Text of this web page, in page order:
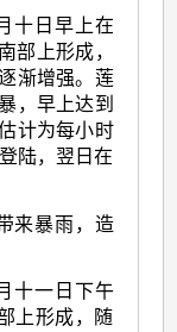
十日早上在
部上形成，
渐增强。莲
，早上达到
计为每小时
陆，翌日在
来暴雨，造
十一日下午
上形成，随